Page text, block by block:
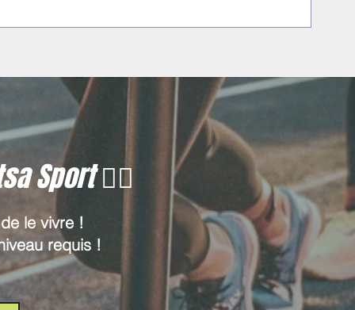
Sport 🏋️‍♀️
le vivre !
requis !